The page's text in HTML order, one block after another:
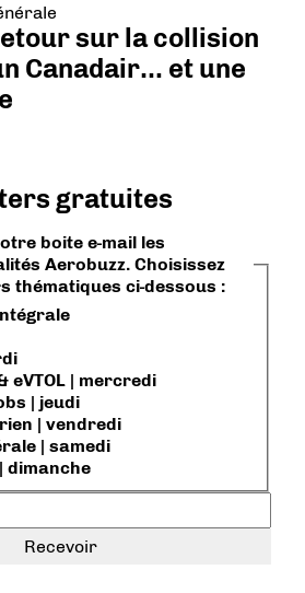
sur la collision
Canadair… et une
gratuites
boite e-mail les
Aerobuzz. Choisissez
thématiques ci-dessous :
eVTOL | mercredi
| jeudi
| vendredi
| samedi
dimanche